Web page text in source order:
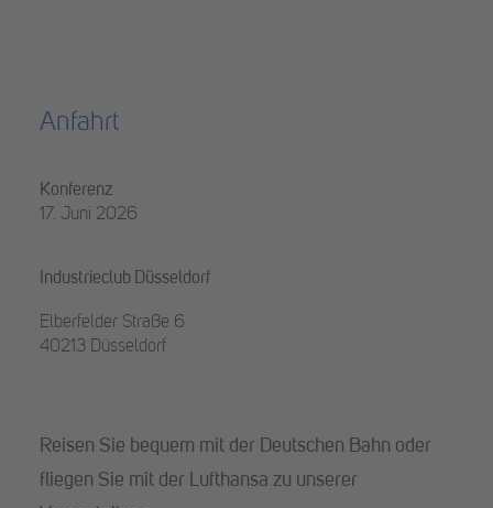
Anfahrt
Konferenz
17. Juni 2026
Industrieclub Düsseldorf
Elberfelder Straße 6
40213 Düsseldorf
Reisen Sie bequem mit der Deutschen Bahn oder
fliegen Sie mit der Lufthansa zu unserer